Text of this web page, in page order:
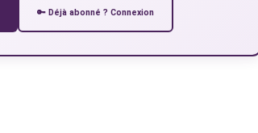
🔑 Déjà abonné ? Connexion